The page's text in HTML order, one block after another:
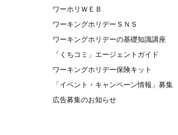
ワーホリＷＥＢ
ワーキングホリデーＳＮＳ
ワーキングホリデーの基礎知識講座
「くちコミ」エージェントガイド
ワーキングホリデー保険キット
「イベント・キャンペーン情報」募集
広告募集のお知らせ